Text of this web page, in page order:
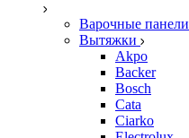
Варочные панели
Вытяжки
Akpo
Backer
Bosch
Cata
Ciarko